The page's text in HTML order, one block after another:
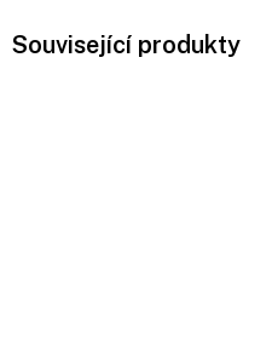
Související produkty